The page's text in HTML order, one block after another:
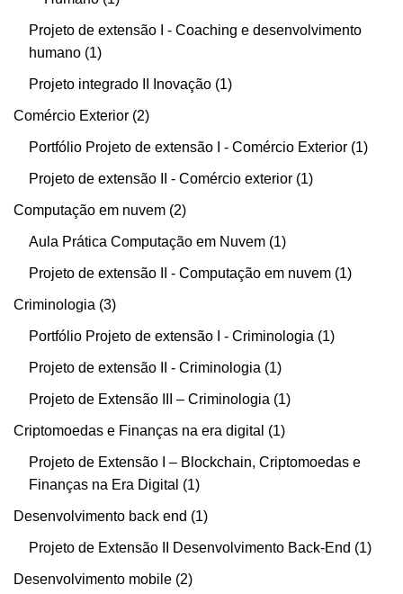
Projeto de extensão I - Coaching e desenvolvimento
humano 1
Projeto integrado II Inovação 1
Comércio Exterior 2
Portfólio Projeto de extensão I - Comércio Exterior 1
Projeto de extensão II - Comércio exterior 1
Computação em nuvem 2
Aula Prática Computação em Nuvem 1
Projeto de extensão II - Computação em nuvem 1
Criminologia 3
Portfólio Projeto de extensão I - Criminologia 1
Projeto de extensão II - Criminologia 1
Projeto de Extensão III – Criminologia 1
Criptomoedas e Finanças na era digital 1
Projeto de Extensão I – Blockchain, Criptomoedas e
Finanças na Era Digital
1
Desenvolvimento back end 1
Projeto de Extensão II Desenvolvimento Back-End 1
Desenvolvimento mobile 2